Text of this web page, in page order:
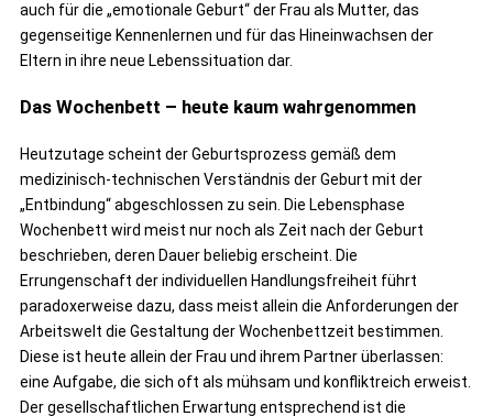
auch für die „emotionale Geburt“ der Frau als Mutter, das
gegenseitige Kennenlernen und für das Hineinwachsen der
Eltern in ihre neue Lebenssituation dar.
Das Wochenbett – heute kaum wahrgenommen
Heutzutage scheint der Geburtsprozess gemäß dem
medizinisch-technischen Verständnis der Geburt mit der
„Entbindung“ abgeschlossen zu sein. Die Lebensphase
Wochenbett wird meist nur noch als Zeit nach der Geburt
beschrieben, deren Dauer beliebig erscheint. Die
Errungenschaft der individuellen Handlungsfreiheit führt
paradoxerweise dazu, dass meist allein die Anforderungen der
Arbeitswelt die Gestaltung der Wochenbettzeit bestimmen.
Diese ist heute allein der Frau und ihrem Partner überlassen:
eine Aufgabe, die sich oft als mühsam und konfliktreich erweist.
Der gesellschaftlichen Erwartung entsprechend ist die